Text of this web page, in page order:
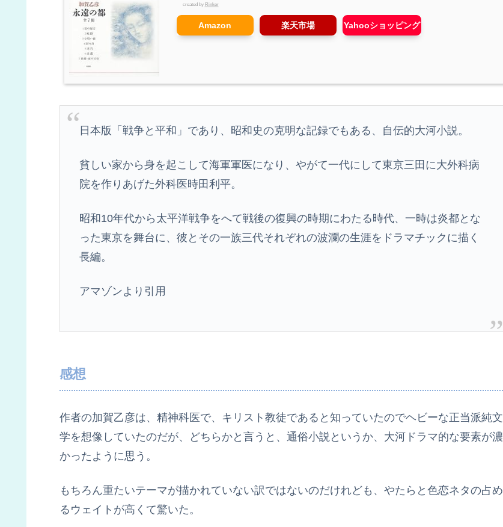
created by Rinker
Amazon 楽天市場 Yahooショッピング
日本版「戦争と平和」であり、昭和史の克明な記録でもある、自伝的大河小説。
貧しい家から身を起こして海軍軍医になり、やがて一代にして東京三田に大外科病
院を作りあげた外科医時田利平。
昭和10年代から太平洋戦争をへて戦後の復興の時期にわたる時代、一時は炎都とな
った東京を舞台に、彼とその一族三代それぞれの波瀾の生涯をドラマチックに描く
長編。
アマゾンより引用
感想
作者の加賀乙彦は、精神科医で、キリスト教徒であると知っていたのでヘビーな正当派純文
学を想像していたのだが、どちらかと言うと、通俗小説というか、大河ドラマ的な要素が濃
かったように思う。
もちろん重たいテーマが描かれていない訳ではないのだけれども、やたらと色恋ネタの占め
るウェイトが高くて驚いた。